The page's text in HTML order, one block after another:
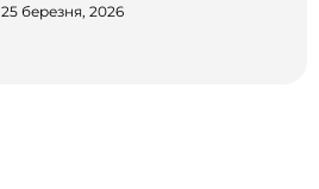
25 березня, 2026